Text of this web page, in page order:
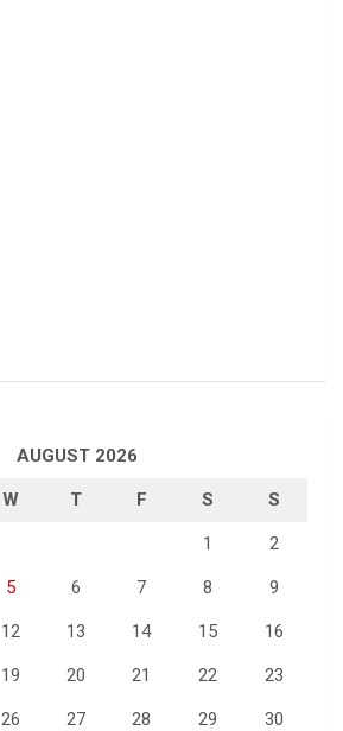
AUGUST 2026
W T F S S
1 2
5 6 7 8 9
12 13 14 15 16
19 20 21 22 23
26 27 28 29 30